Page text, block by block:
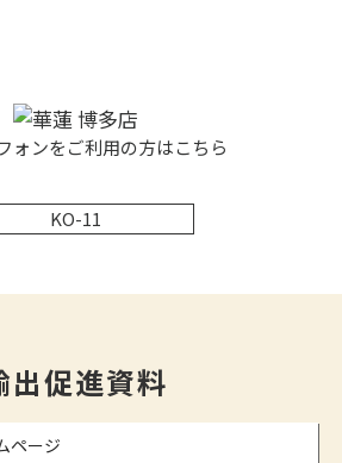
ォンをご利用の方はこちら
KO-11
出促進資料
ページ